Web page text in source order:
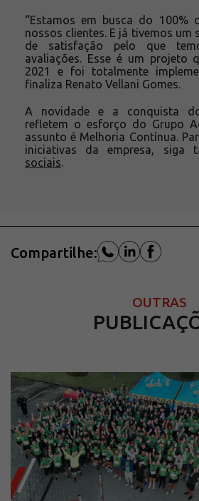
“Estamos em busca do 100%
nossos clientes. E já tivemos um
de satisfação pelo que
avaliações. Esse é um projeto
2021 e foi totalmente
finaliza Renato Vellani Gomes.
A novidade e a conquista do
refletem o esforço do Grupo
assunto é Melhoria Contínua.
iniciativas da empresa, siga
sociais
Compartilhe:
OUTRAS